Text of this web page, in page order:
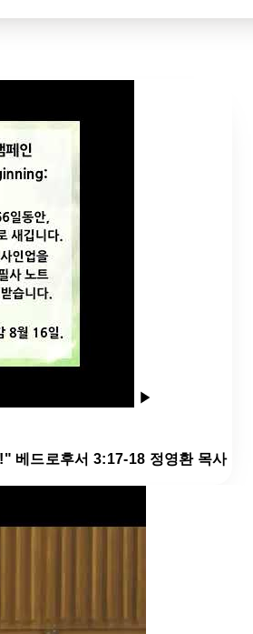
베드로후서 3:17-18 정영환 목사